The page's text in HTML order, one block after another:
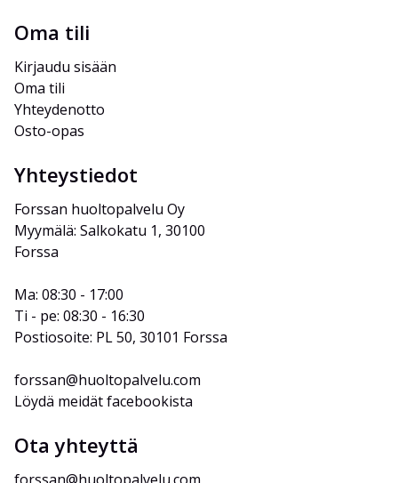
Oma tili
Kirjaudu sisään
Oma tili
Yhteydenotto
Osto-opas
Yhteystiedot
Forssan huoltopalvelu Oy
Myymälä: Salkokatu 1, 30100
Forssa
Ma: 08:30 - 17:00
Ti - pe: 08:30 - 16:30
Postiosoite: PL 50, 30101 Forssa
forssan@huoltopalvelu.com
Löydä meidät facebookista
Ota yhteyttä